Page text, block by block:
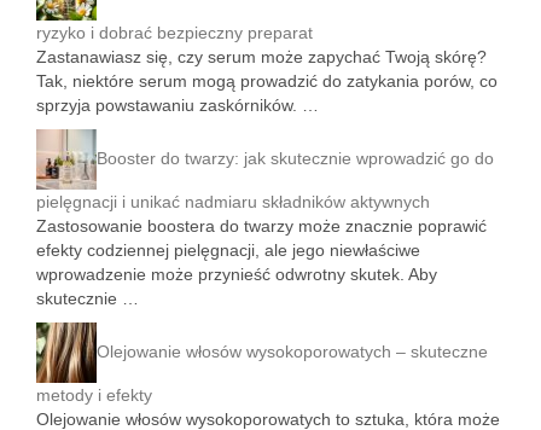
ryzyko i dobrać bezpieczny preparat
Zastanawiasz się, czy serum może zapychać Twoją skórę?
Tak, niektóre serum mogą prowadzić do zatykania porów, co
sprzyja powstawaniu zaskórników. …
Booster do twarzy: jak skutecznie wprowadzić go do
pielęgnacji i unikać nadmiaru składników aktywnych
Zastosowanie boostera do twarzy może znacznie poprawić
efekty codziennej pielęgnacji, ale jego niewłaściwe
wprowadzenie może przynieść odwrotny skutek. Aby
skutecznie …
Olejowanie włosów wysokoporowatych – skuteczne
metody i efekty
Olejowanie włosów wysokoporowatych to sztuka, która może